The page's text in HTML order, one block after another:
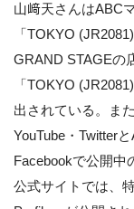
山﨑天さんはABC
「TOKYO
GRAND STAGEの
「TOKYO
出されている。ま
YouTube・Twitter
Facebookで公開中
公式サイトでは、